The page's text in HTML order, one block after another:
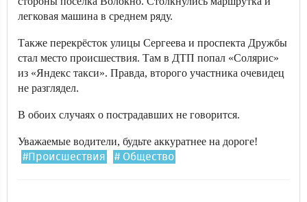
легковая машина в среднем ряду.
Также перекрёсток улицы Сергеева и проспекта Дружбы
стал место происшествия. Там в ДТП попал «Солярис»
из «Яндекс такси». Правда, второго участника очевидец
не разглядел.
В обоих случаях о пострадавших не говорится.
Уважаемые водители, будьте аккуратнее на дороге!
#Происшествия # Общество